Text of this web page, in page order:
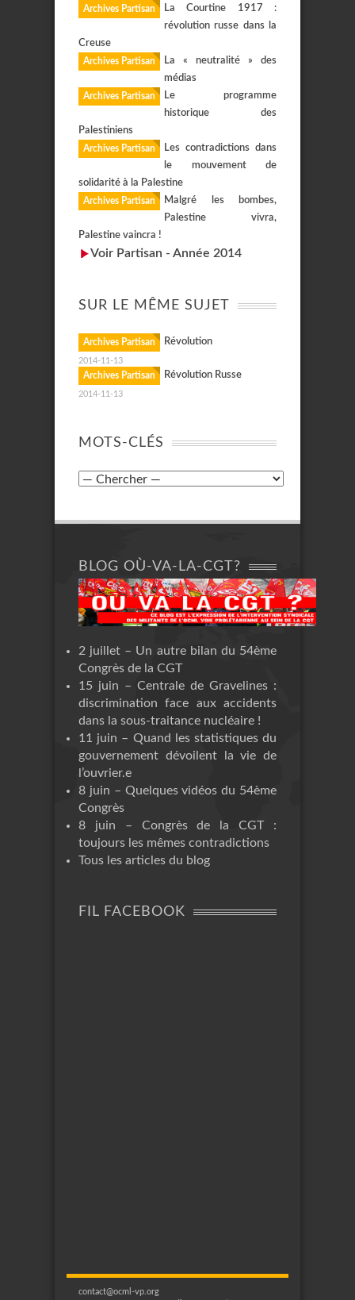
Archives Partisan
La Courtine 1917 :
révolution russe dans la
Creuse
Archives Partisan
La « neutralité » des
médias
Archives Partisan
Le programme
historique des
Palestiniens
Archives Partisan
Les contradictions dans
le mouvement de
solidarité à la Palestine
Archives Partisan
Malgré les bombes,
Palestine vivra,
Palestine vaincra !
Voir Partisan - Année 2014
SUR LE MÊME SUJET
Archives Partisan Révolution
2014-11-13
Archives Partisan Révolution Russe
2014-11-13
MOTS-CLÉS
BLOG OÙ-VA-LA-CGT?
2 juillet – Un autre bilan du 54ème
Congrès de la CGT
15 juin – Centrale de Gravelines :
discrimination face aux accidents
dans la sous-traitance nucléaire !
11 juin – Quand les statistiques du
gouvernement dévoilent la vie de
l’ouvrier.e
8 juin – Quelques vidéos du 54ème
Congrès
8 juin – Congrès de la CGT :
toujours les mêmes contradictions
Tous les articles du blog
FIL FACEBOOK
contact@ocml-vp.org